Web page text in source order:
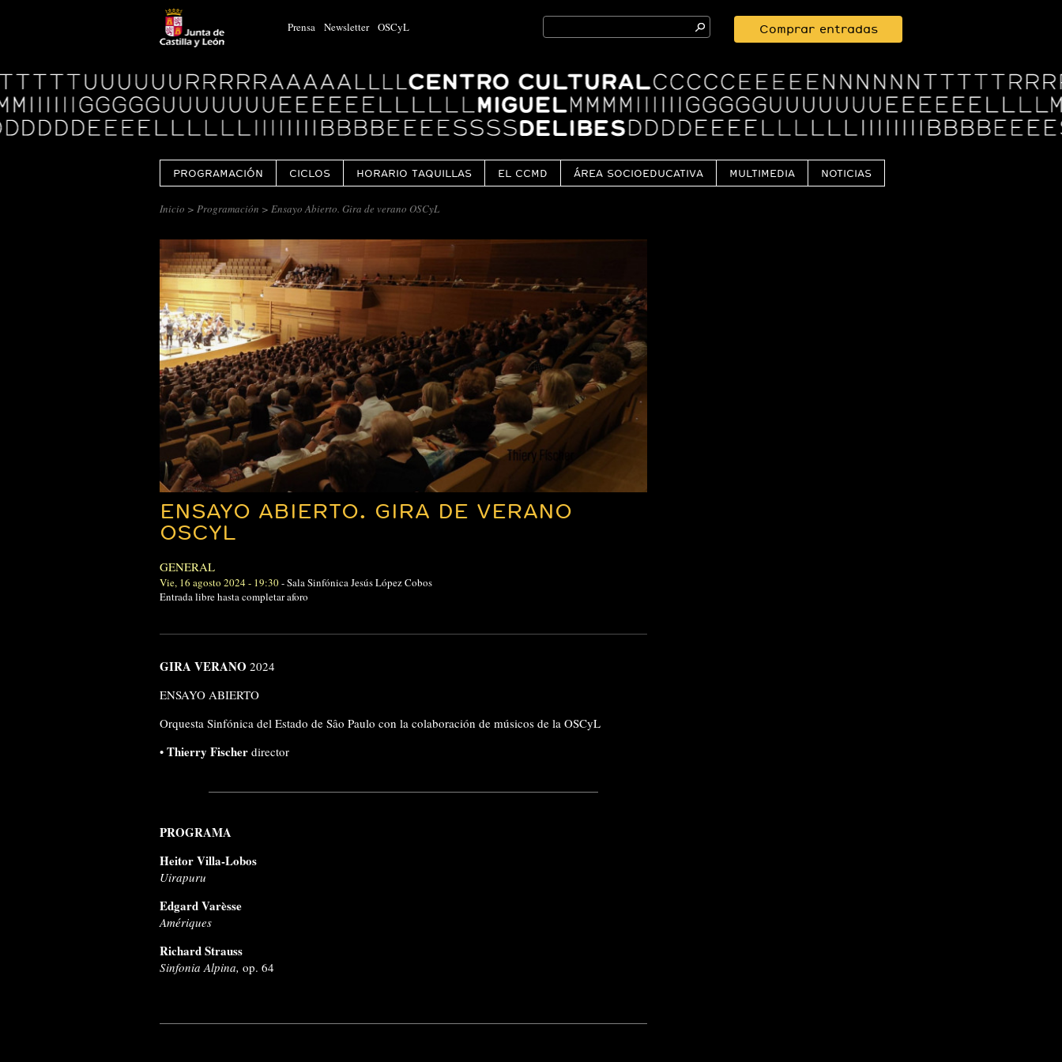
Prensa Newsletter OSCyL
Search
for:
Comprar entradas
Logo
Centro
Cultural
Miguel
Delibes
PROGRAMACIÓN CICLOS HORARIO TAQUILLAS EL CCMD ÁREA SOCIOEDUCATIVA MULTIMEDIA NOTICIAS
Inicio > Programación > Ensayo Abierto. Gira de verano OSCyL
ENSAYO ABIERTO. GIRA DE VERANO
OSCYL
GENERAL
Vie, 16 agosto 2024 - 19:30-Sala Sinfónica Jesús López Cobos
Entrada libre hasta completar aforo
GIRA VERANO 2024
ENSAYO ABIERTO
Orquesta Sinfónica del Estado de Sâo Paulo con la colaboración de músicos de la OSCyL
• Thierry Fischer director
PROGRAMA
Heitor Villa-Lobos
Uirapuru
Edgard Varèsse
Amériques
Richard Strauss
Sinfonia Alpina, op. 64